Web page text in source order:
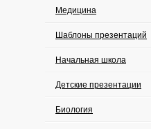
Медицина
Шаблоны презентаций
Начальная школа
Детские презентации
Биология